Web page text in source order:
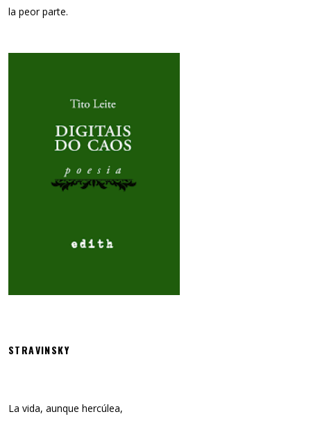
la peor parte.
STRAVINSKY
La vida, aunque hercúlea,